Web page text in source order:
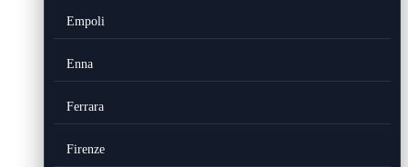
Empoli
Enna
Ferrara
Firenze